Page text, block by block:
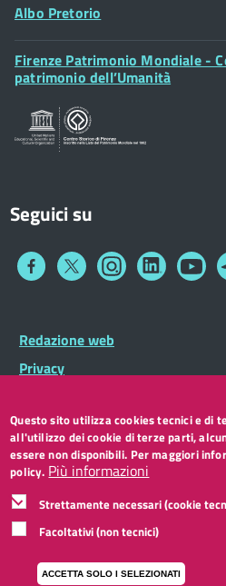
Posta Elettronica Certificata
Albo Pretorio
Footer
Widget
Firenze Patrimonio Mondiale -
patrimonio dell’Umanità
Seguici su
Collegamento
Collegamento
a
Collegamento
a a a
Widget
Footer
menu
Redazione web
Privacy
Accessibilità
CC BY 3.0 IT
Questo sito utilizza cookies tecnici e di
all'utilizzo dei cookie di terze parti,
essere non disponibili. Per maggiori
policy. Più informazioni
Strettamente necessari (cookie
Facoltativi (non tecnici)
ACCETTA SOLO I SELEZIONATI